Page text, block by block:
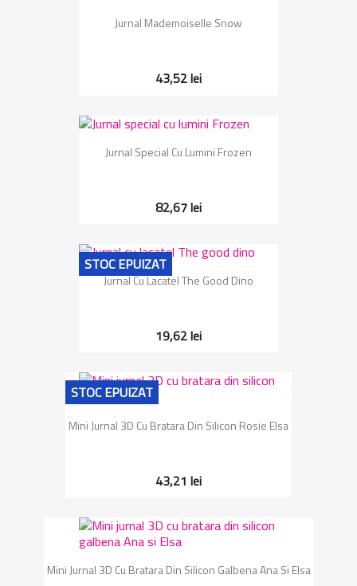
Jurnal Mademoiselle Snow
43,52 lei
Jurnal Special Cu Lumini Frozen
82,67 lei
Jurnal Cu Lacatel The Good Dino
19,62 lei
STOC EPUIZAT
Mini Jurnal 3D Cu Bratara Din Silicon Rosie Elsa
43,21 lei
STOC EPUIZAT
Mini Jurnal 3D Cu Bratara Din Silicon Galbena Ana Si Elsa